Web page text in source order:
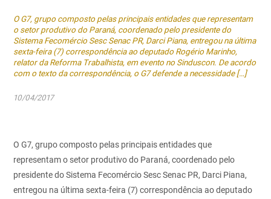
O G7, grupo composto pelas principais entidades que representam
o setor produtivo do Paraná, coordenado pelo presidente do
Sistema Fecomércio Sesc Senac PR, Darci Piana, entregou na última
sexta-feira (7) correspondência ao deputado Rogério Marinho,
relator da Reforma Trabalhista, em evento no Sinduscon. De acordo
com o texto da correspondência, o G7 defende a necessidade […]
10/04/2017
O G7, grupo composto pelas principais entidades que
representam o setor produtivo do Paraná, coordenado pelo
presidente do Sistema Fecomércio Sesc Senac PR, Darci Piana,
entregou na última sexta-feira (7) correspondência ao deputado